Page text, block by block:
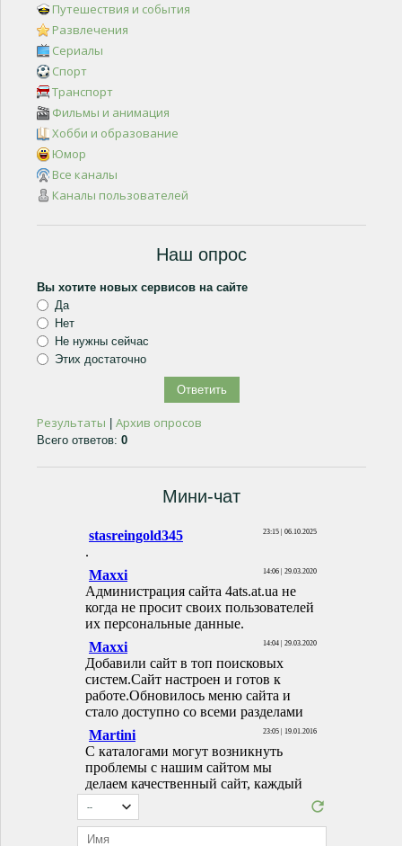
Путешествия и события
Развлечения
Сериалы
Спорт
Транспорт
Фильмы и анимация
Хобби и образование
Юмор
Все каналы
Каналы пользователей
Наш опрос
Вы хотите новых сервисов на сайте
Да
Нет
Не нужны сейчас
Этих достаточно
Результаты Архив опросов
Всего ответов: 0
Мини-чат